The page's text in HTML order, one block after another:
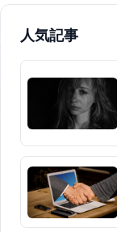
人気記事